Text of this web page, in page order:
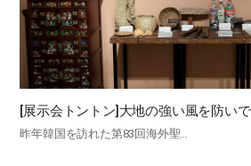
[展示会トントン]大地の強い風を防い
昨年韓国を訪れた第83回海外聖…